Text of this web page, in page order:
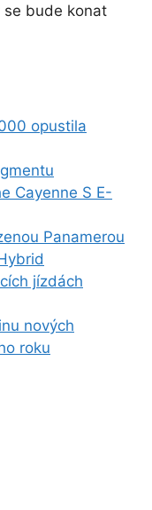
se bude konat
opustila
Cayenne S E-
Panamerou
jízdách
nových
roku